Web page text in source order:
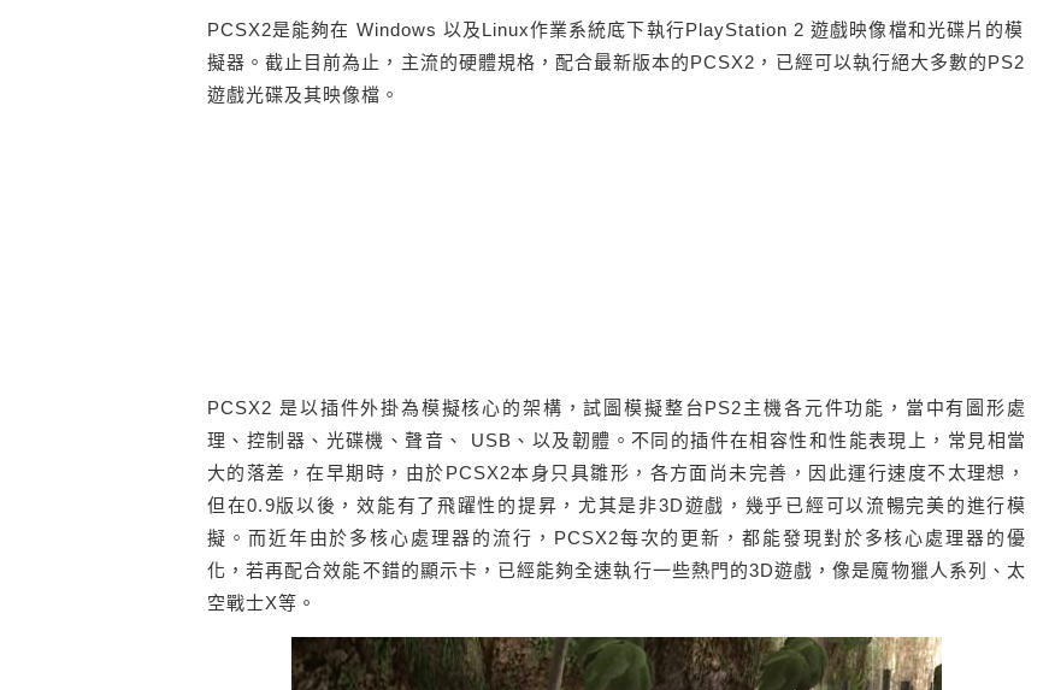
PCSX2是能夠在 Windows 以及Linux作業系統底下執行PlayStation 2 遊戲映像檔和光碟片的模
擬器。截止目前為止，主流的硬體規格，配合最新版本的PCSX2，已經可以執行絕大多數的PS2
遊戲光碟及其映像檔。
PCSX2 是以插件外掛為模擬核心的架構，試圖模擬整台PS2主機各元件功能，當中有圖形處
理、控制器、光碟機、聲音、 USB、以及韌體。不同的插件在相容性和性能表現上，常見相當
大的落差，在早期時，由於PCSX2本身只具雛形，各方面尚未完善，因此運行速度不太理想，
但在0.9版以後，效能有了飛躍性的提昇，尤其是非3D遊戲，幾乎已經可以流暢完美的進行模
擬。而近年由於多核心處理器的流行，PCSX2每次的更新，都能發現對於多核心處理器的優
化，若再配合效能不錯的顯示卡，已經能夠全速執行一些熱門的3D遊戲，像是魔物獵人系列、太
空戰士X等。